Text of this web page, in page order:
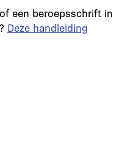
een beroepsschrift in
Deze handleiding